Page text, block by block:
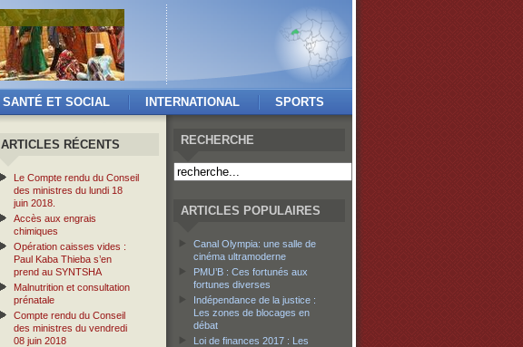
SANTÉ ET SOCIAL INTERNATIONAL SPORTS
ARTICLES RÉCENTS
Le Compte rendu du Conseil
des ministres du lundi 18
juin 2018.
Accès aux engrais
chimiques
Opération caisses vides :
Paul Kaba Thieba s’en
prend au SYNTSHA
Malnutrition et consultation
prénatale
Compte rendu du Conseil
des ministres du vendredi
08 juin 2018
RECHERCHE
ARTICLES POPULAIRES
Canal Olympia: une salle de
cinéma ultramoderne
PMU’B : Ces fortunés aux
fortunes diverses
Indépendance de la justice :
Les zones de blocages en
débat
Loi de finances 2017 : Les